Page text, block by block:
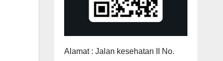
Alamat : Jalan kesehatan II No.